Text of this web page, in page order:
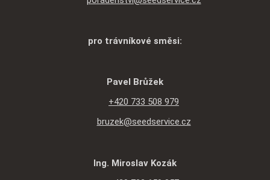
pro trávníkové směsi:
Pavel Brůžek
+420 733 508 979
bruzek@seedservice.cz
Ing. Miroslav Kozák